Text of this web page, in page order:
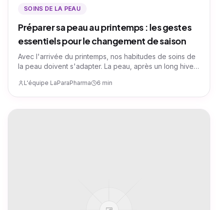
SOINS DE LA PEAU
Préparer sa peau au printemps : les gestes
essentiels pour le changement de saison
Avec l'arrivée du printemps, nos habitudes de soins de
la peau doivent s'adapter. La peau, après un long hiver,
éclat naturel.
L'équipe LaParaPharma 6 min